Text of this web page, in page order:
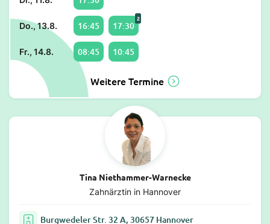
Do., 13.8. 16:45 17:30
2
Fr., 14.8. 08:45 10:45
Weitere Termine
Tina Niethammer-Warnecke
Zahnärztin in Hannover
Burgwedeler Str. 32 A, 30657 Hannover